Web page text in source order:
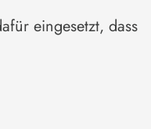
eingesetzt, dass